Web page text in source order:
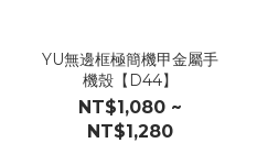
YU無邊框極簡機甲金屬手
機殼【D44】
NT$1,080 ~
NT$1,280